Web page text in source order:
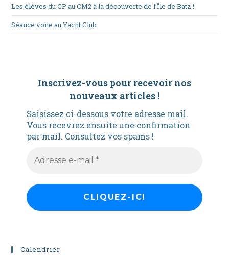
Les élèves du CP au CM2 à la découverte de l’Île de Batz !
Séance voile au Yacht Club
Inscrivez-vous pour recevoir nos
nouveaux articles !
Saisissez ci-dessous votre adresse mail.
Vous recevrez ensuite une confirmation
par mail. Consultez vos spams !
Calendrier